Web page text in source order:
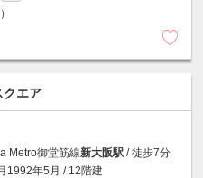
クエア
Metro御堂筋線新大阪駅 / 徒歩7分
1992年5月 / 12階建